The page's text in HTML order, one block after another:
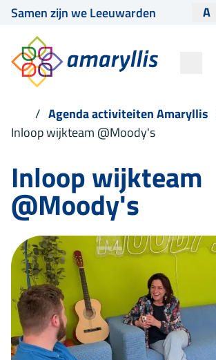
Samen zijn we Leeuwarden A
Agenda activiteiten Amaryllis
Inloop wijkteam @Moody's
Inloop wijkteam
@Moody's